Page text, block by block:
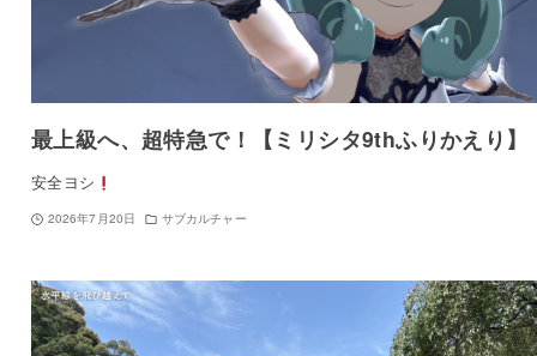
最上級へ、超特急で！【ミリシタ9thふりかえり】
安全ヨシ
2026年7月20日 サブカルチャー